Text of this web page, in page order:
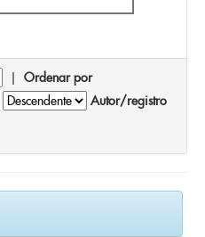
| Ordenar por
Autor/registro